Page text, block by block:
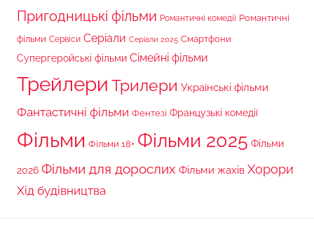
Пригодницькі фільми Романтичні комедії Романтичні
фільми Сервіси Серіали Серіали 2025 Смартфони
Супергеройські фільми Сімейні фільми
Трейлери Трилери Українські фільми
Фантастичні фільми Фентезі Французькі комедії
Фільми Фільми 18+ Фільми 2025 Фільми
2026 Фільми для дорослих Фільми жахів Хорори
Хід будівництва